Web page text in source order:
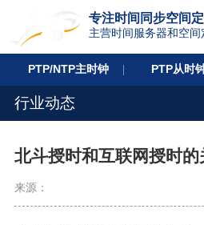
专注时间同步空间
主营时间服务器和空
PTP/NTP主时钟 PTP从时
行业动态
北斗授时和互联网授时的
来源：